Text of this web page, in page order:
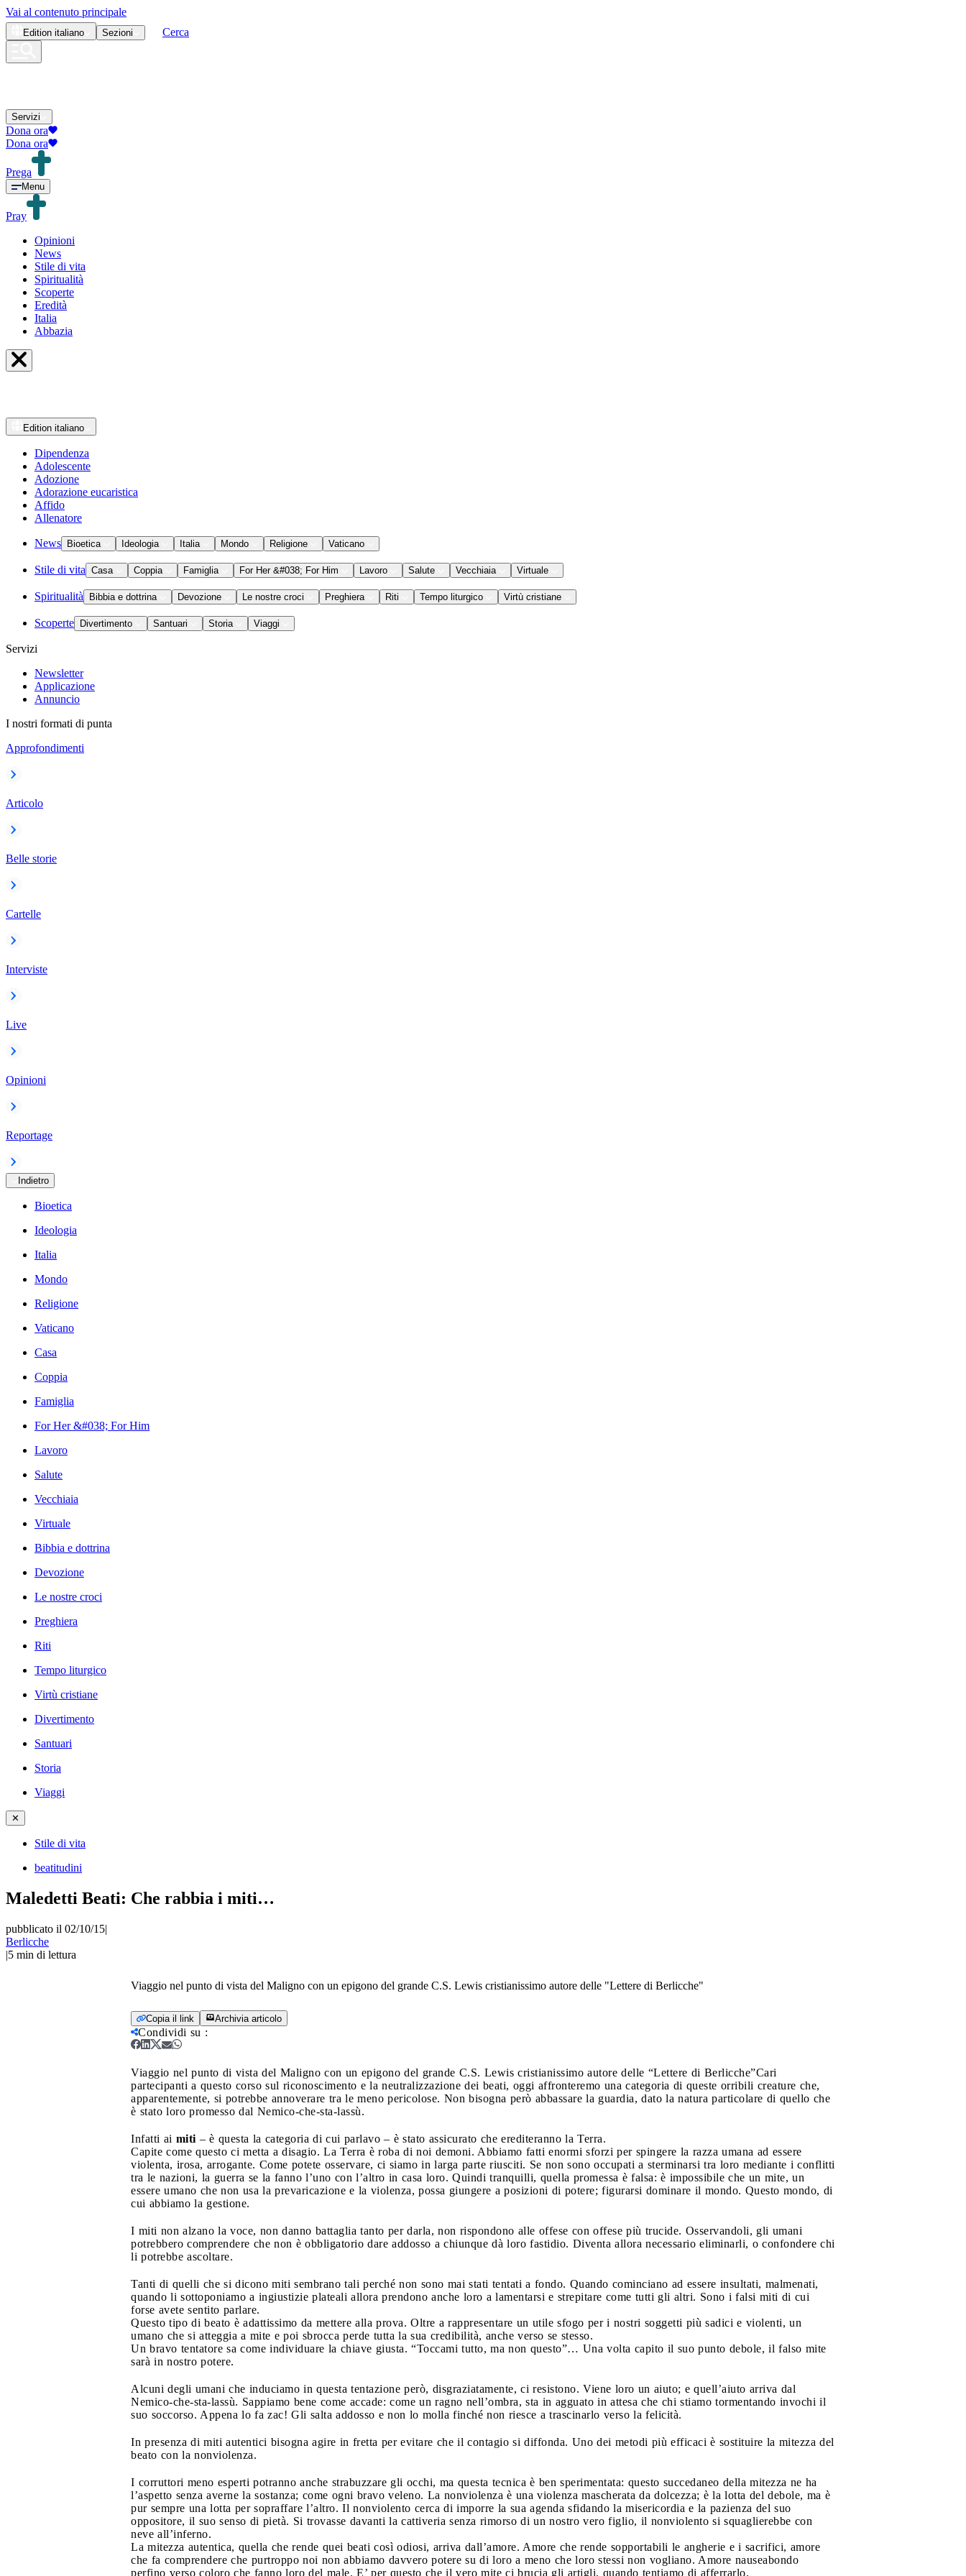
Vai al contenuto principale
Edition italiano Sezioni Cerca
Servizi
Dona ora
Dona ora
Prega
Menu
Pray
Opinioni
News
Stile di vita
Spiritualità
Scoperte
Eredità
Italia
Abbazia
Edition italiano
Dipendenza
Adolescente
Adozione
Adorazione eucaristica
Affido
Allenatore
News Bioetica Ideologia Italia Mondo Religione Vaticano
Stile di vita Casa Coppia Famiglia For Her &#038; For Him Lavoro Salute Vecchiaia Virtuale
Spiritualità Bibbia e dottrina Devozione Le nostre croci Preghiera Riti Tempo liturgico Virtù cristiane
Scoperte Divertimento Santuari Storia Viaggi
Servizi
Newsletter
Applicazione
Annuncio
I nostri formati di punta
Approfondimenti
Articolo
Belle storie
Cartelle
Interviste
Live
Opinioni
Reportage
Indietro
Bioetica
Ideologia
Italia
Mondo
Religione
Vaticano
Casa
Coppia
Famiglia
For Her &#038; For Him
Lavoro
Salute
Vecchiaia
Virtuale
Bibbia e dottrina
Devozione
Le nostre croci
Preghiera
Riti
Tempo liturgico
Virtù cristiane
Divertimento
Santuari
Storia
Viaggi
✕
Stile di vita
beatitudini
Maledetti Beati: Che rabbia i miti…
pubblicato il 02/10/15|
Berlicche
|5 min di lettura
Viaggio nel punto di vista del Maligno con un epigono del grande C.S. Lewis cristianissimo autore delle "Lettere di Berlicche"
Copia il link Archivia articolo
Condividi su :
Viaggio nel punto di vista del Maligno con un epigono del grande C.S. Lewis cristianissimo autore delle “Lettere di Berlicche”Cari
partecipanti a questo corso sul riconoscimento e la neutralizzazione dei beati, oggi affronteremo una categoria di queste orribili creature che,
apparentemente, si potrebbe annoverare tra le meno pericolose. Non bisogna però abbassare la guardia, dato la natura particolare di quello che
è stato loro promesso dal Nemico-che-sta-lassù.
Infatti ai miti – è questa la categoria di cui parlavo – è stato assicurato che erediteranno la Terra.
Capite come questo ci metta a disagio. La Terra è roba di noi demoni. Abbiamo fatti enormi sforzi per spingere la razza umana ad essere
violenta, irosa, arrogante. Come potete osservare, ci siamo in larga parte riusciti. Se non sono occupati a sterminarsi tra loro mediante i conflitti
tra le nazioni, la guerra se la fanno l’uno con l’altro in casa loro. Quindi tranquilli, quella promessa è falsa: è impossibile che un mite, un
essere umano che non usa la prevaricazione e la violenza, possa giungere a posizioni di potere; figurarsi dominare il mondo. Questo mondo, di
cui abbiamo la gestione.
I miti non alzano la voce, non danno battaglia tanto per darla, non rispondono alle offese con offese più trucide. Osservandoli, gli umani
potrebbero comprendere che non è obbligatorio dare addosso a chiunque dà loro fastidio. Diventa allora necessario eliminarli, o confondere chi
li potrebbe ascoltare.
Tanti di quelli che si dicono miti sembrano tali perché non sono mai stati tentati a fondo. Quando cominciano ad essere insultati, malmenati,
quando li sottoponiamo a ingiustizie plateali allora prendono anche loro a lamentarsi e strepitare come tutti gli altri. Sono i falsi miti di cui
forse avete sentito parlare.
Questo tipo di beato è adattissimo da mettere alla prova. Oltre a rappresentare un utile sfogo per i nostri soggetti più sadici e violenti, un
umano che si atteggia a mite e poi sbrocca perde tutta la sua credibilità, anche verso se stesso.
Un bravo tentatore sa come individuare la chiave giusta. “Toccami tutto, ma non questo”… Una volta capito il suo punto debole, il falso mite
sarà in nostro potere.
Alcuni degli umani che induciamo in questa tentazione però, disgraziatamente, ci resistono. Viene loro un aiuto; e quell’aiuto arriva dal
Nemico-che-sta-lassù. Sappiamo bene come accade: come un ragno nell’ombra, sta in agguato in attesa che chi stiamo tormentando invochi il
suo soccorso. Appena lo fa zac! Gli salta addosso e non lo molla finché non riesce a trascinarlo verso la felicità.
In presenza di miti autentici bisogna agire in fretta per evitare che il contagio si diffonda. Uno dei metodi più efficaci è sostituire la mitezza del
beato con la nonviolenza.
I corruttori meno esperti potranno anche strabuzzare gli occhi, ma questa tecnica è ben sperimentata: questo succedaneo della mitezza ne ha
l’aspetto senza averne la sostanza; come ogni bravo veleno. La nonviolenza è una violenza mascherata da dolcezza; è la lotta del debole, ma è
pur sempre una lotta per sopraffare l’altro. Il nonviolento cerca di imporre la sua agenda sfidando la misericordia e la pazienza del suo
oppositore, il suo senso di pietà. Si trovasse davanti la cattiveria senza rimorso di un nostro vero figlio, il nonviolento si squaglierebbe con
neve all’inferno.
La mitezza autentica, quella che rende quei beati così odiosi, arriva dall’amore. Amore che rende sopportabili le angherie e i sacrifici, amore
che fa comprendere che purtroppo noi non abbiamo davvero potere su di loro a meno che loro stessi non vogliano. Amore nauseabondo
perfino verso coloro che fanno loro del male. E’ per questo che il vero mite ci brucia gli artigli, quando tentiamo di afferrarlo.